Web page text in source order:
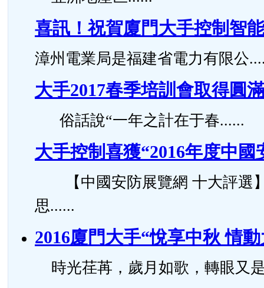
喜訊！祝賀廈門大手控制智能
漳州電業局是福建省電力有限公
大手2017春季培訓會取得圓
俗話說“一年之計在于春......
大手控制喜獲“2016年度中
【中國安防展覽網 十大評選】好
思......
2016廈門大手“悅享中秋 情
時光荏苒，歲月如歌，轉眼又是